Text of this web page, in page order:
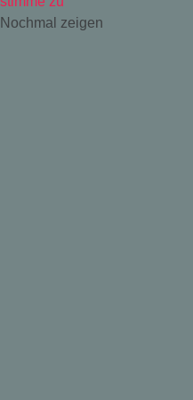
Nochmal zeigen